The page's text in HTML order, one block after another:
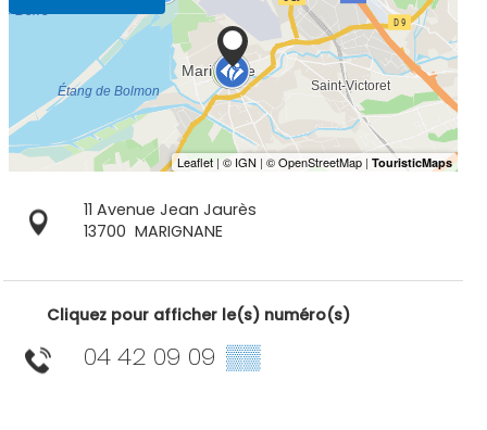
11 Avenue Jean Jaurès
13700 MARIGNANE
Cliquez pour afficher le(s) numéro(s)
04 42 09 09 ▒▒